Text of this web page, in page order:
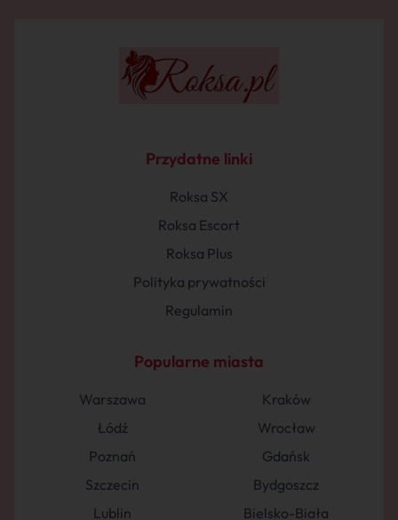
Przydatne linki
Roksa SX
Roksa Escort
Roksa Plus
Polityka prywatności
Regulamin
Popularne miasta
Warszawa
Kraków
Łódź
Wrocław
Poznań
Gdańsk
Szczecin
Bydgoszcz
Lublin
Bielsko-Biała